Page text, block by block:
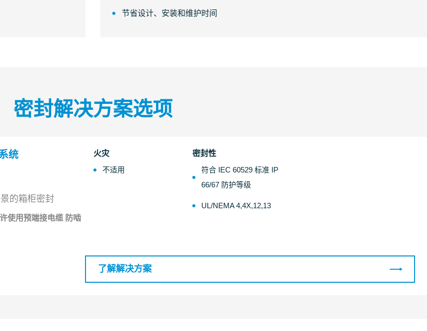
节省设计、安装和维护时间
密封解决方案选项
统
的箱柜密封
使用预端接电缆 防啮
火灾
不适用
密封性
符合 IEC 60529 标准 IP
66/67 防护等级
UL/NEMA 4,4X,12,13
了解解决方案